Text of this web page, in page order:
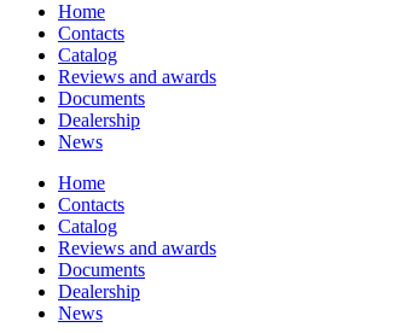
Home
Contacts
Catalog
Reviews and awards
Documents
Dealership
News
Home
Contacts
Catalog
Reviews and awards
Documents
Dealership
News